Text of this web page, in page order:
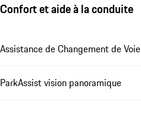
Confort et aide à la conduite
Assistance de Changement de Voie
ParkAssist vision panoramique